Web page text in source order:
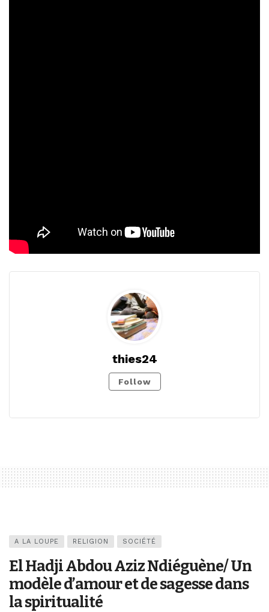
thies24
Follow
A LA LOUPE RELIGION SOCIÉTÉ
El Hadji Abdou Aziz Ndiéguène/ Un
modèle d’amour et de sagesse dans
la spiritualité